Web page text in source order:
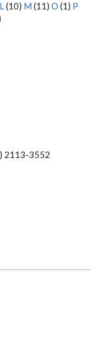
L(10) M (11) O (1) P
2113-3552